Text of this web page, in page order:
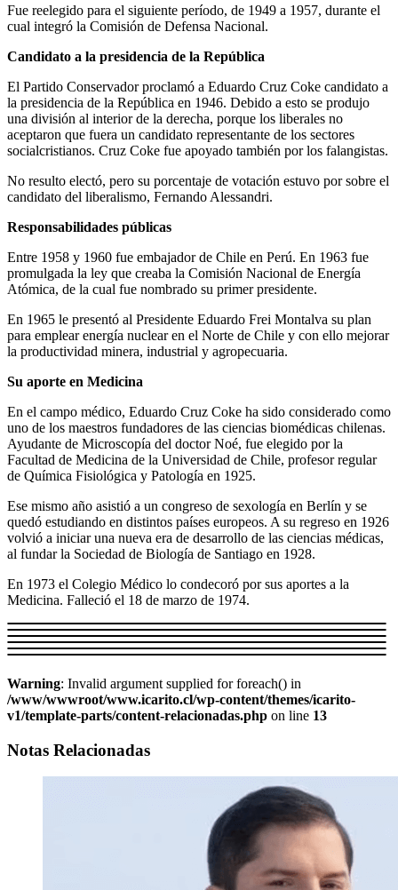
Fue reelegido para el siguiente período, de 1949 a 1957, durante el
cual integró la Comisión de Defensa Nacional.
Candidato a la presidencia de la República
El Partido Conservador proclamó a Eduardo Cruz Coke candidato a
la presidencia de la República en 1946. Debido a esto se produjo
una división al interior de la derecha, porque los liberales no
aceptaron que fuera un candidato representante de los sectores
socialcristianos. Cruz Coke fue apoyado también por los falangistas.
No resulto electó, pero su porcentaje de votación estuvo por sobre el
candidato del liberalismo, Fernando Alessandri.
Responsabilidades públicas
Entre 1958 y 1960 fue embajador de Chile en Perú. En 1963 fue
promulgada la ley que creaba la Comisión Nacional de Energía
Atómica, de la cual fue nombrado su primer presidente.
En 1965 le presentó al Presidente Eduardo Frei Montalva su plan
para emplear energía nuclear en el Norte de Chile y con ello mejorar
la productividad minera, industrial y agropecuaria.
Su aporte en Medicina
En el campo médico, Eduardo Cruz Coke ha sido considerado como
uno de los maestros fundadores de las ciencias biomédicas chilenas.
Ayudante de Microscopía del doctor Noé, fue elegido por la
Facultad de Medicina de la Universidad de Chile, profesor regular
de Química Fisiológica y Patología en 1925.
Ese mismo año asistió a un congreso de sexología en Berlín y se
quedó estudiando en distintos países europeos. A su regreso en 1926
volvió a iniciar una nueva era de desarrollo de las ciencias médicas,
al fundar la Sociedad de Biología de Santiago en 1928.
En 1973 el Colegio Médico lo condecoró por sus aportes a la
Medicina. Falleció el 18 de marzo de 1974.
Warning: Invalid argument supplied for foreach() in
/www/wwwroot/www.icarito.cl/wp-content/themes/icarito-
v1/template-parts/content-relacionadas.php on line 13
Notas Relacionadas